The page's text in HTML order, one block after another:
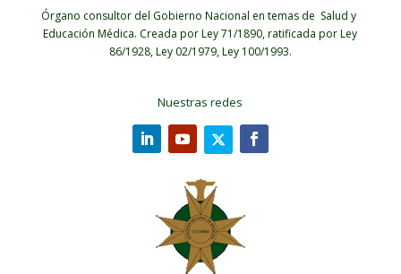
Órgano consultor del Gobierno Nacional en temas de Salud y
Educación Médica. Creada por Ley 71/1890, ratificada por Ley
86/1928, Ley 02/1979, Ley 100/1993.
Nuestras redes